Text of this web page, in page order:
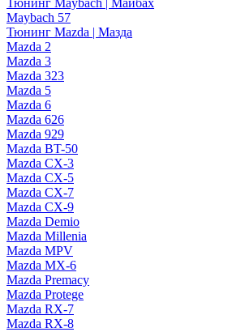
Тюнинг Maybach | Майбах
Maybach 57
Тюнинг Mazda | Мазда
Mazda 2
Mazda 3
Mazda 323
Mazda 5
Mazda 6
Mazda 626
Mazda 929
Mazda BT-50
Mazda CX-3
Mazda CX-5
Mazda CX-7
Mazda CX-9
Mazda Demio
Mazda Millenia
Mazda MPV
Mazda MX-6
Mazda Premacy
Mazda Protege
Mazda RX-7
Mazda RX-8